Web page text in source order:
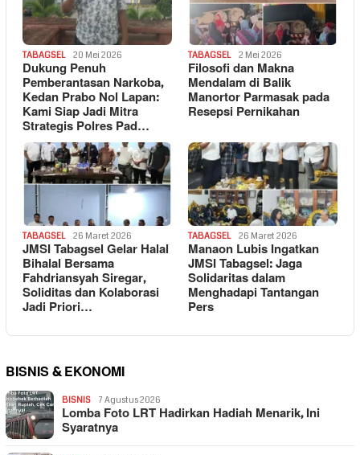
TABAGSEL 20 Mei 2026
Dukung Penuh
Pemberantasan Narkoba,
Kedan Prabo Nol Lapan:
Kami Siap Jadi Mitra
Strategis Polres Pad…
TABAGSEL 2 Mei 2026
Filosofi dan Makna
Mendalam di Balik
Manortor Parmasak pada
Resepsi Pernikahan
TABAGSEL 26 Maret 2026
JMSI Tabagsel Gelar Halal
Bihalal Bersama
Fahdriansyah Siregar,
Soliditas dan Kolaborasi
Jadi Priori…
TABAGSEL 26 Maret 2026
Manaon Lubis Ingatkan
JMSI Tabagsel: Jaga
Solidaritas dalam
Menghadapi Tantangan
Pers
BISNIS & EKONOMI
BISNIS 7 Agustus 2026
Lomba Foto LRT Hadirkan Hadiah Menarik, Ini
Syaratnya